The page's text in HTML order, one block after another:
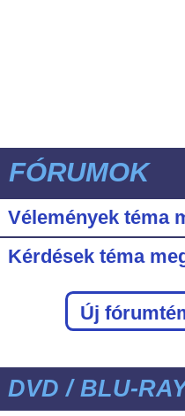
FÓRUMOK
Vélemények téma
Kérdések téma
Új
DVD / BLU-